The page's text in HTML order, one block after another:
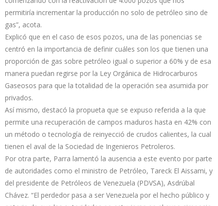
permitiría incrementar la producción no solo de petróleo sino de
gas”, acota.
Explicó que en el caso de esos pozos, una de las ponencias se
centró en la importancia de definir cuáles son los que tienen una
proporción de gas sobre petróleo igual o superior a 60% y de esa
manera puedan regirse por la Ley Orgánica de Hidrocarburos
Gaseosos para que la totalidad de la operación sea asumida por
privados.
Así mismo, destacó la propueta que se expuso referida a la que
permite una recuperación de campos maduros hasta en 42% con
un método o tecnología de reinyecció de crudos calientes, la cual
tienen el aval de la Sociedad de Ingenieros Petroleros.
Por otra parte, Parra lamentó la ausencia a este evento por parte
de autoridades como el ministro de Petróleo, Tareck El Aissami, y
del presidente de Petróleos de Venezuela (PDVSA), Asdrúbal
Chávez. “El perdedor pasa a ser Venezuela por el hecho público y